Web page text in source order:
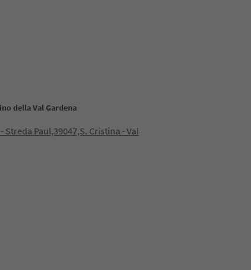
della Val Gardena
Streda Paul,39047,S. Cristina - Val